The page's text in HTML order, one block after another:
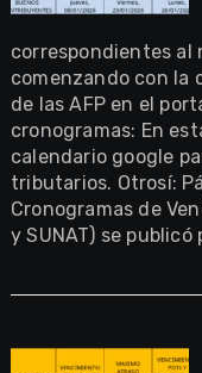
correspondientes al
comenzando con la
de las AFP en el
cronogramas: En
calendario google
tributarios. Otrosí:
Cronogramas de
y SUNAT) se